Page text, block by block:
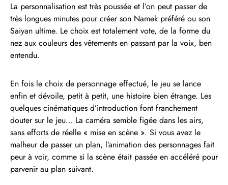
La personnalisation est très poussée et l’on peut passer de
très longues minutes pour créer son Namek préféré ou son
Saiyan ultime. Le choix est totalement vote, de la forme du
nez aux couleurs des vêtements en passant par la voix, ben
entendu.
En fois le choix de personnage effectué, le jeu se lance
enfin et dévoile, petit à petit, une histoire bien étrange. Les
quelques cinématiques d’introduction font franchement
douter sur le jeu… La caméra semble figée dans les airs,
sans efforts de réelle « mise en scène ». Si vous avez le
malheur de passer un plan, l’animation des personnages fait
peur à voir, comme si la scène était passée en accéléré pour
parvenir au plan suivant.